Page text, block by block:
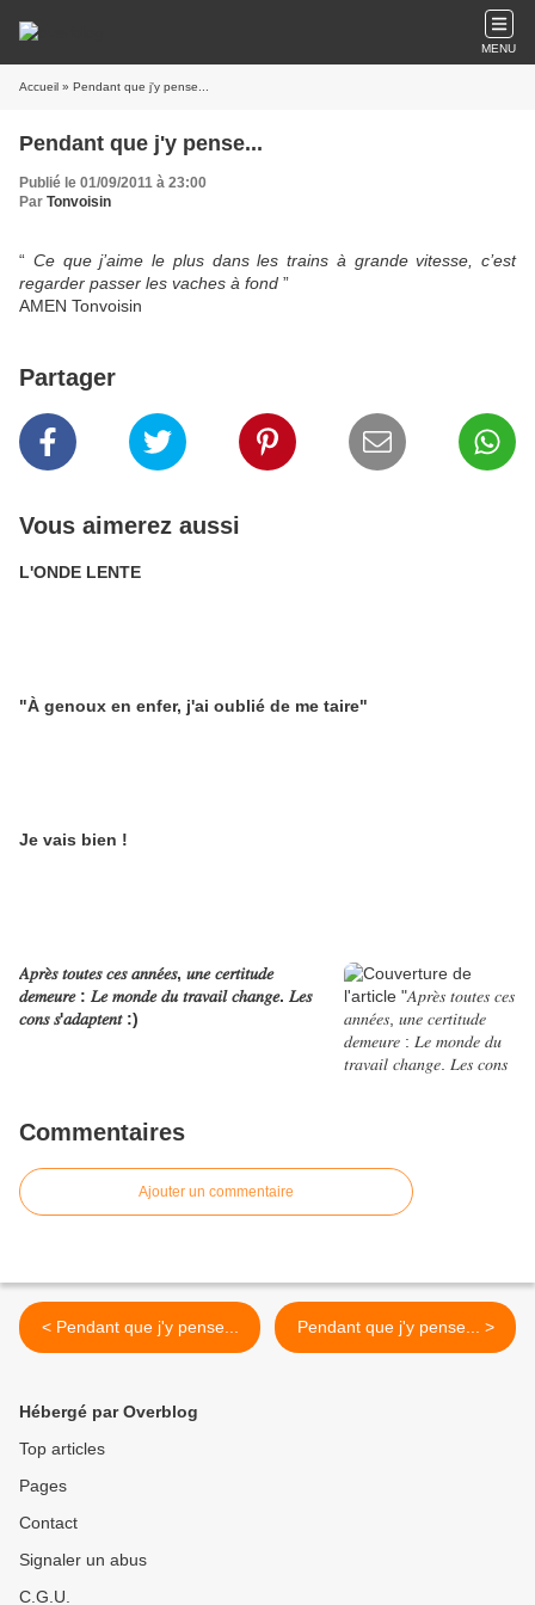
MENU
Accueil » Pendant que j'y pense...
Pendant que j'y pense...
Publié le 01/09/2011 à 23:00
Par Tonvoisin
“ Ce que j’aime le plus dans les trains à grande vitesse, c’est
regarder passer les vaches à fond ”
AMEN Tonvoisin
Partager
Vous aimerez aussi
L'ONDE LENTE
"À genoux en enfer, j'ai oublié de me taire"
Je vais bien !
𝐴𝑝𝑟𝑒̀𝑠 𝑡𝑜𝑢𝑡𝑒𝑠 𝑐𝑒𝑠 𝑎𝑛𝑛𝑒́𝑒𝑠, 𝑢𝑛𝑒 𝑐𝑒𝑟𝑡𝑖𝑡𝑢𝑑𝑒
𝑑𝑒𝑚𝑒𝑢𝑟𝑒 : 𝐿𝑒 𝑚𝑜𝑛𝑑𝑒 𝑑𝑢 𝑡𝑟𝑎𝑣𝑎𝑖𝑙 𝑐ℎ𝑎𝑛𝑔𝑒. 𝐿𝑒𝑠
𝑐𝑜𝑛𝑠 𝑠'𝑎𝑑𝑎𝑝𝑡𝑒𝑛𝑡 :)
Commentaires
Ajouter un commentaire
< Pendant que j'y pense... Pendant que j'y pense... >
Hébergé par Overblog
Top articles
Pages
Contact
Signaler un abus
C.G.U.